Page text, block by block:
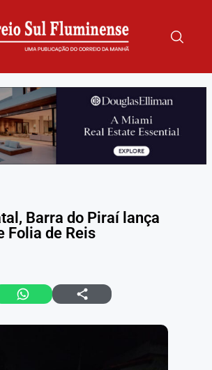
Barra do Piraí lança
Folia de Reis